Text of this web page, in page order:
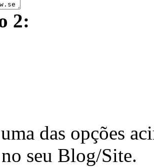
2:
das opções
seu Blog/Site.